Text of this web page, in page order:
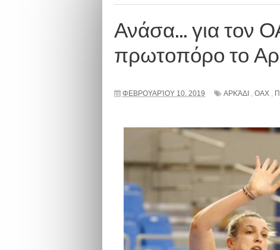
Ανάσα... για τον
πρωτοπόρο το
ΦΕΒΡΟΥΑΡΊΟΥ 10, 2019 ΑΡΚΆΔΙ , ΟΑΧ ,